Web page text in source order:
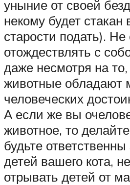
уныние от своей
некому будет стакан
старости подать). Не
отождествлять с
даже несмотря на
животные обладают
человеческих
А если же вы
животное, то
будьте
детей вашего кота,
отрывать детей от